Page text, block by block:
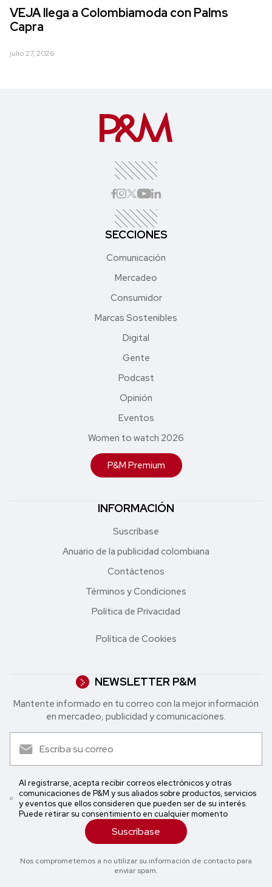
VEJA llega a Colombiamoda con Palms
Capra
julio 27, 2026
SECCIONES
Comunicación
Mercadeo
Consumidor
Marcas Sostenibles
Digital
Gente
Podcast
Opinión
Eventos
Women to watch 2026
P&M Premium
INFORMACIÓN
Suscríbase
Anuario de la publicidad colombiana
Contáctenos
Términos y Condiciones
Política de Privacidad
Política de Cookies
NEWSLETTER P&M
Mantente informado en tu correo con la mejor in formación
en mercadeo, publicidad y comunicaciones.
Al registrarse, acepta recibir correos electrónicos y otras
comunicaciones de P&M y sus aliados sobre productos, servicios
y eventos que ellos consideren que pueden ser de su interés.
Puede retirar su consentimiento en cualquier momento
Suscríbase
Nos comprometemos a no utilizar su información de contacto para
enviar spam.